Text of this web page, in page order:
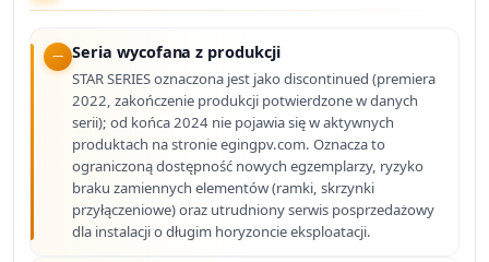
Seria wycofana z produkcji
STAR SERIES oznaczona jest jako discontinued (premiera
2022, zakończenie produkcji potwierdzone w danych
serii); od końca 2024 nie pojawia się w aktywnych
produktach na stronie egingpv.com. Oznacza to
ograniczoną dostępność nowych egzemplarzy, ryzyko
braku zamiennych elementów (ramki, skrzynki
przyłączeniowe) oraz utrudniony serwis posprzedażowy
dla instalacji o długim horyzoncie eksploatacji.